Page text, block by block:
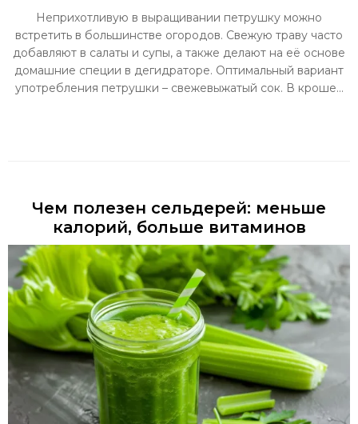
Неприхотливую в выращивании петрушку можно
встретить в большинстве огородов. Свежую траву часто
добавляют в салаты и супы, а также делают на её основе
домашние специи в дегидраторе. Оптимальный вариант
употребления петрушки – свежевыжатый сок. В кроше...
Чем полезен сельдерей: меньше
калорий, больше витаминов